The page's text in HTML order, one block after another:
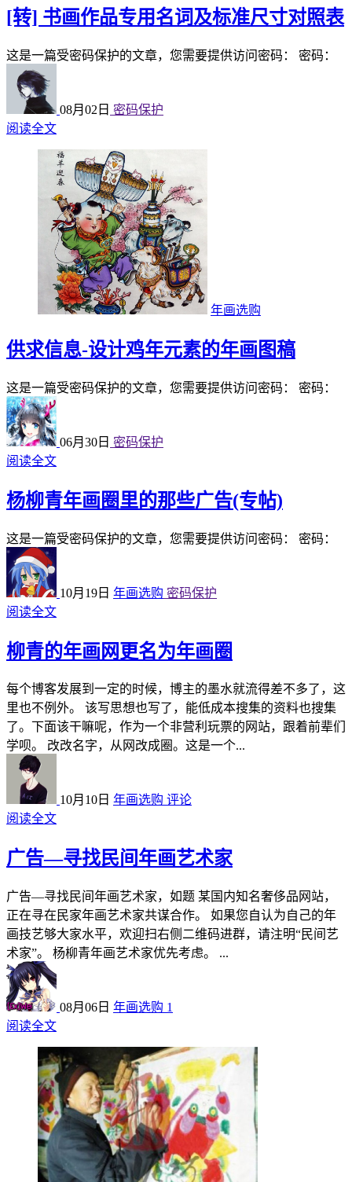
[转] 书画作品专用名词及标准尺寸对照表
这是一篇受密码保护的文章，您需要提供访问密码： 密码：
08月02日 密码保护
阅读全文
年画选购
供求信息-设计鸡年元素的年画图稿
这是一篇受密码保护的文章，您需要提供访问密码： 密码：
06月30日 密码保护
阅读全文
杨柳青年画圈里的那些广告(专帖)
这是一篇受密码保护的文章，您需要提供访问密码： 密码：
10月19日 年画选购 密码保护
阅读全文
柳青的年画网更名为年画圈
每个博客发展到一定的时候，博主的墨水就流得差不多了，这
里也不例外。 该写思想也写了，能低成本搜集的资料也搜集
了。下面该干嘛呢，作为一个非营利玩票的网站，跟着前辈们
学呗。 改改名字，从网改成圈。这是一个...
10月10日 年画选购 评论
阅读全文
广告—寻找民间年画艺术家
广告—寻找民间年画艺术家，如题 某国内知名奢侈品网站，
正在寻在民家年画艺术家共谋合作。 如果您自认为自己的年
画技艺够大家水平，欢迎扫右侧二维码进群，请注明“民间艺
术家”。 杨柳青年画艺术家优先考虑。 ...
08月06日 年画选购 1
阅读全文